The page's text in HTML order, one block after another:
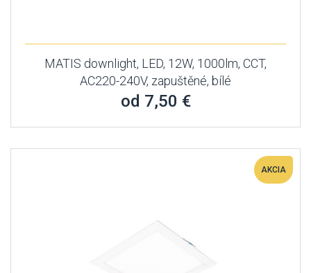
MATIS downlight, LED, 12W, 1000lm, CCT,
AC220-240V, zapuštěné, bílé
od 7,50 €
AKCIA